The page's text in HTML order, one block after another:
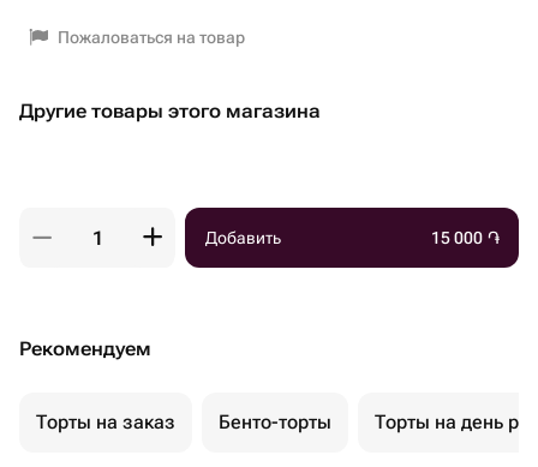
Пожаловаться на товар
Другие товары этого магазина
Добавить 15 000 ֏
Рекомендуем
Торты на заказ Бенто-торты Торты на день